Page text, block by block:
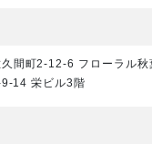
間町2-12-6 フローラル秋
14 栄ビル3階